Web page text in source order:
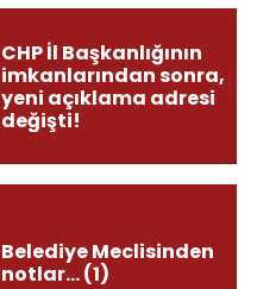
CHP İl Başkanlığının
imkanlarından sonra,
yeni açıklama adresi
değişti!
Belediye Meclisinden
notlar... (1)